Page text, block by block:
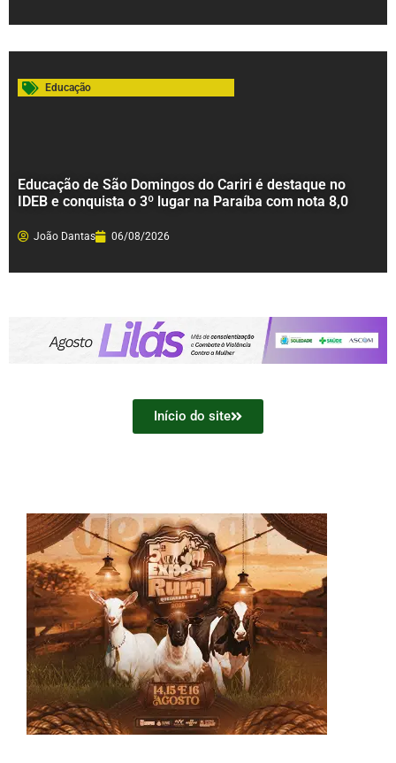
Educação
Educação de São Domingos do Cariri é destaque no
IDEB e conquista o 3º lugar na Paraíba com nota 8,0
João Dantas 06/08/2026
Início do site